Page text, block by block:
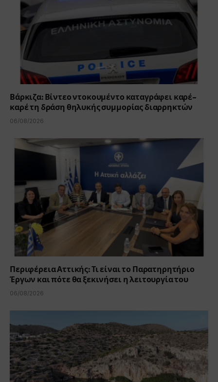
Βάρκιζα: Βίντεο ντοκουμέντο καταγράφει καρέ-
καρέ τη δράση θηλυκής συμμορίας διαρρηκτών
06/08/2026
Περιφέρεια Αττικής: Τι είναι το Παρατηρητήριο
Έργων και πότε θα ξεκινήσει η λειτουργία του
06/08/2026